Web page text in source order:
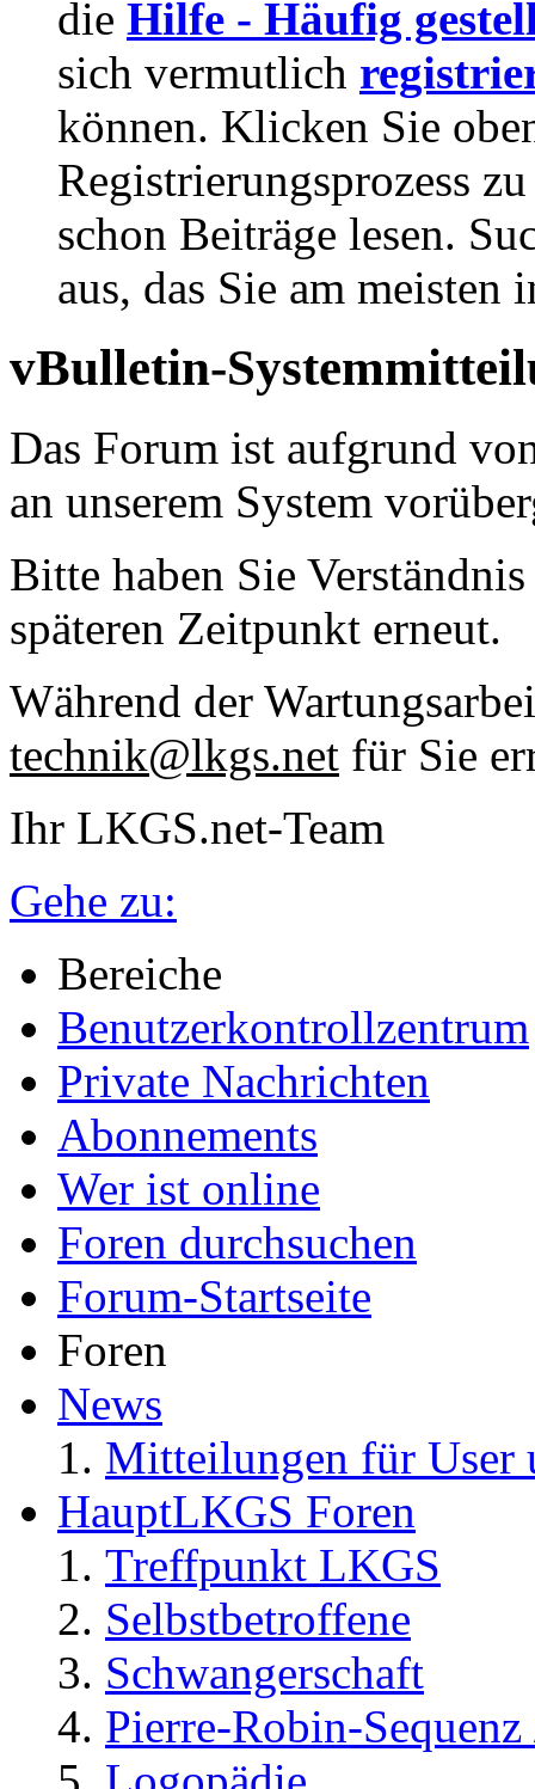
die Hilfe - Häufig
sich vermutlich
können. Klicken Sie
Registrierungsprozess
schon Beiträge lesen.
aus, das Sie am meisten
vBulletin-
Das Forum ist aufgrund
an unserem System
Bitte haben Sie
späteren Zeitpunkt erneut.
Während der
technik@lkgs.net für Sie
Ihr LKGS.net-Team
Gehe zu:
Bereiche
Benutzerkontrollzentrum
Private Nachrichten
Abonnements
Wer ist online
Foren durchsuchen
Forum-Startseite
Foren
News
Mitteilungen für User
HauptLKGS Foren
Treffpunkt LKGS
Selbstbetroffene
Schwangerschaft
Pierre-Robin-